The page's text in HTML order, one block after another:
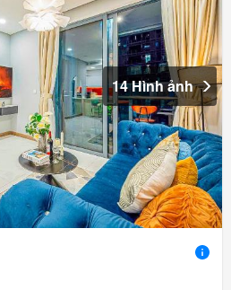
14 Hình ảnh